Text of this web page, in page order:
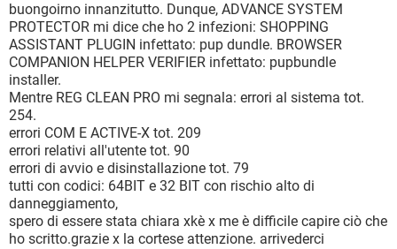
buongoirno innanzitutto. Dunque, ADVANCE SYSTEM
PROTECTOR mi dice che ho 2 infezioni: SHOPPING
ASSISTANT PLUGIN infettato: pup dundle. BROWSER
COMPANION HELPER VERIFIER infettato: pupbundle
installer.
Mentre REG CLEAN PRO mi segnala: errori al sistema tot.
254.
errori COM E ACTIVE-X tot. 209
errori relativi all'utente tot. 90
errori di avvio e disinstallazione tot. 79
tutti con codici: 64BIT e 32 BIT con rischio alto di
danneggiamento,
spero di essere stata chiara xkè x me è difficile capire ciò che
ho scritto.grazie x la cortese attenzione. arrivederci